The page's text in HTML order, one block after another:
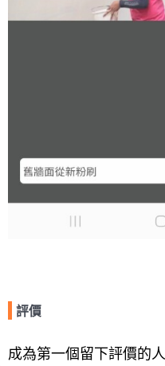
評價
成為第一個留下評價的人